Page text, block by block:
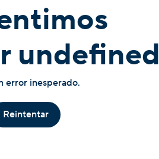
undefined
error inesperado.
Reintentar